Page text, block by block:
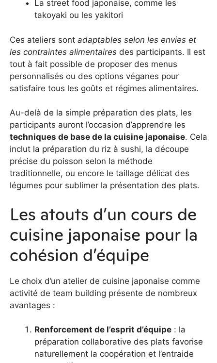
La street food japonaise, comme les
takoyaki ou les yakitori
Ces ateliers sont adaptables selon les envies et
les contraintes alimentaires des participants. Il est
tout à fait possible de proposer des menus
personnalisés ou des options véganes pour
satisfaire tous les goûts et régimes alimentaires.
Au-delà de la simple préparation des plats, les
participants auront l’occasion d’apprendre les
techniques de base de la cuisine japonaise. Cela
inclut la préparation du riz à sushi, la découpe
précise du poisson selon la méthode
traditionnelle, ou encore le taillage délicat des
légumes pour sublimer la présentation des plats.
Les atouts d’un cours de
cuisine japonaise pour la
cohésion d’équipe
Le choix d’un atelier de cuisine japonaise comme
activité de team building présente de nombreux
avantages :
Renforcement de l’esprit d’équipe : la
préparation collaborative des plats favorise
naturellement la coopération et l’entraide